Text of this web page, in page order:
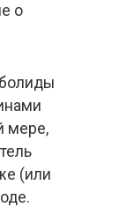
о
мере,
(или